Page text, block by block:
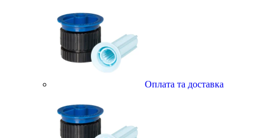
Оплата та доставка